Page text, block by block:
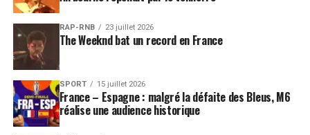
RAP-RNB 23 juillet 2026
The Weeknd bat un record en France
SPORT 15 juillet 2026
France – Espagne : malgré la défaite des Bleus, M6
réalise une audience historique